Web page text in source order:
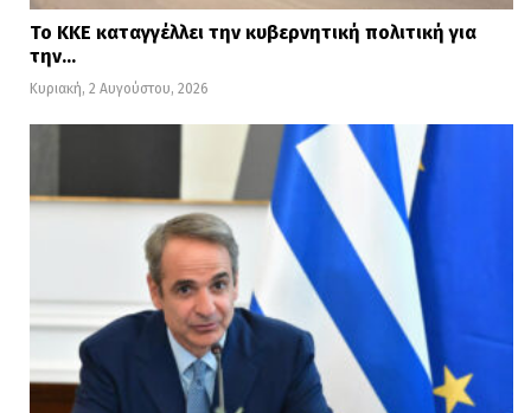
Το ΚΚΕ καταγγέλλει την κυβερνητική πολιτική για
την…
Κυριακή, 2 Αυγούστου, 2026